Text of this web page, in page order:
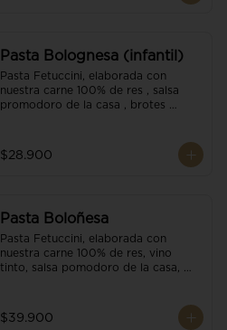
Pasta Bolognesa (infantil)
Pasta Fetuccini, elaborada con
nuestra carne 100% de res , salsa
promodoro de la casa , brotes
$28.900
Pasta Boloñesa
Pasta Fetuccini, elaborada con
nuestra carne 100% de res, vino
tinto, salsa pomodoro de la casa,
$39.900